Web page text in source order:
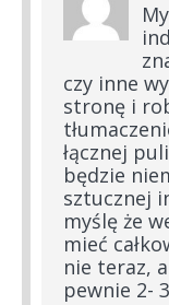
czy inne
stronę i
łącznej
będzie
sztucznej
myślę że
mieć
nie teraz,
pewnie 2-